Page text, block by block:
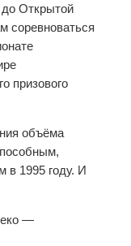
до Открытой
соревноваться
призового
объёма
в 1995 году. И
—